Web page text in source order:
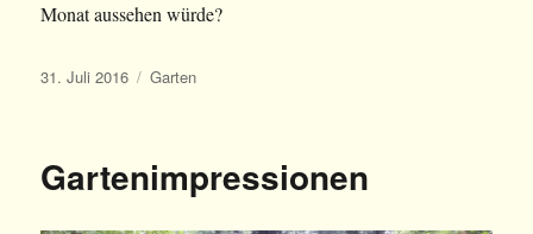
Monat aussehen würde?
Veröffentlicht
31. Juli 2016 Kategorien
Garten
Gartenimpressionen